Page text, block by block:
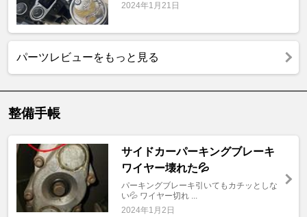
2024年1月21日
パーツレビューをもっと見る
整備手帳
サイドカーパーキングブレーキ
ワイヤー壊れた💦
パーキングブレーキ引いてもカチッとしな
い💦 ワイヤー切れ ...
2024年1月2日